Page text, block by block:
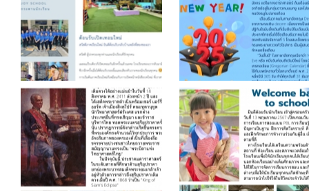
KITTIVIT POSTKITTIVIT POST The official newsletter of
Kittivit School
The official
of Kittivit School
The official newsletter of
Kittivit
The official newsletter
of Kittivit
The official newsletter of
Kittivit
The official
of Kittivit